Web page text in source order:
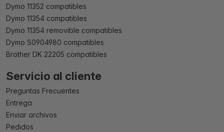
Dymo 11352 compatibles
Dymo 11354 compatibles
Dymo 11354 removible compatibles
Dymo S0904980 compatibles
Brother DK 22205 compatibles
Servicio al cliente
Preguntas Frecuentes
Entrega
Enviar archivos
Pedidos